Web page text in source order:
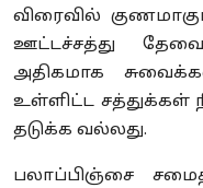
விரைவில்
ஊட்டச்சத்து
அதிகமாக
உள்ளிட்ட சத்துக்கள்
தடுக்க வல்லது.
பலாப்பிஞ்சை